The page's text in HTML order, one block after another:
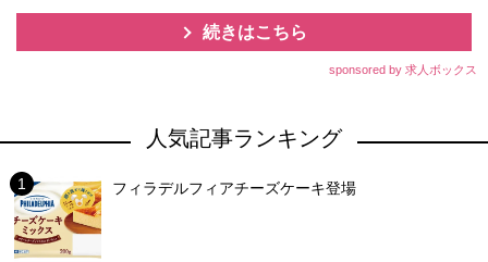
続きはこちら
sponsored by 求人ボックス
人気記事ランキング
フィラデルフィアチーズケーキ登場